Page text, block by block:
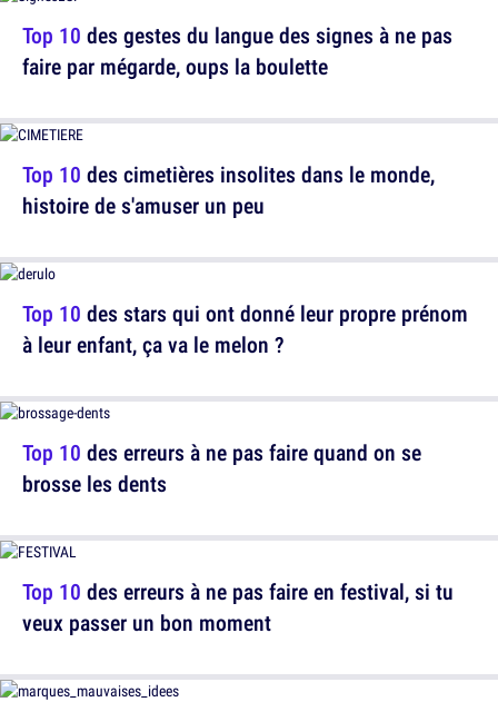
Top 10 des cimetières insolites dans le monde,
histoire de s'amuser un peu
Top 10 des erreurs à ne pas faire quand on se
brosse les dents
Top 10 des gestes du langue des signes à ne pas
faire par mégarde, oups la boulette
Top 10 des stars qui ont donné leur propre prénom
à leur enfant, ça va le melon ?
Top 10 des erreurs à ne pas faire en festival, si tu
veux passer un bon moment